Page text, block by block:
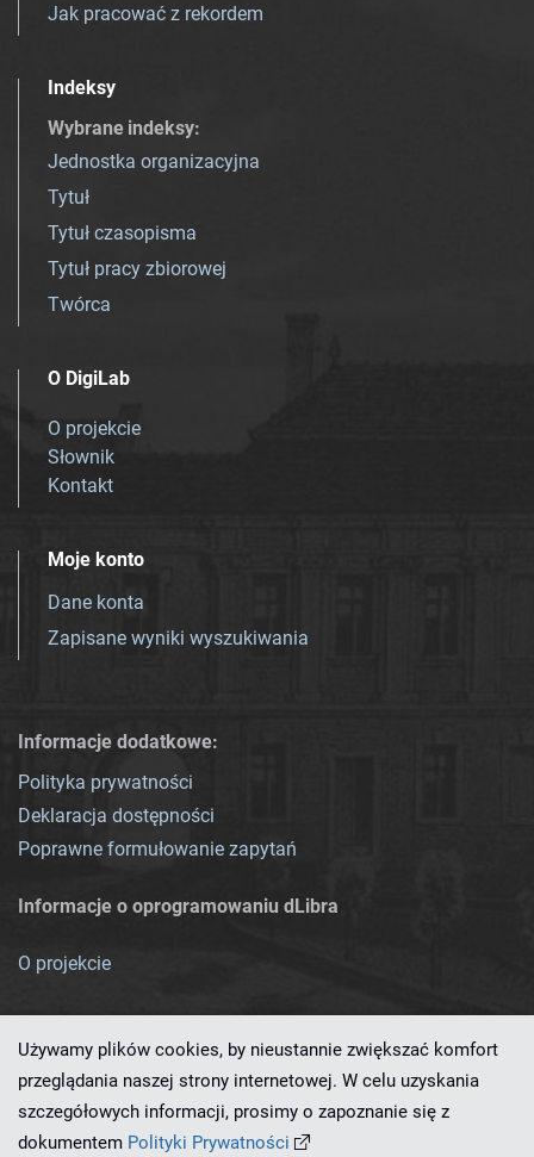
Jak pracować z rekordem
Indeksy
Wybrane indeksy:
Jednostka organizacyjna
Tytuł
Tytuł czasopisma
Tytuł pracy zbiorowej
Twórca
O DigiLab
O projekcie
Słownik
Kontakt
Moje konto
Dane konta
Zapisane wyniki wyszukiwania
Informacje dodatkowe:
Polityka prywatności
Deklaracja dostępności
Poprawne formułowanie zapytań
Informacje o oprogramowaniu dLibra
O projekcie
Ten serwis działa dzięki oprogramowaniu
Używamy plików cookies, by nieustannie zwiększać komfort
przeglądania naszej strony internetowej. W celu uzyskania
szczegółowych informacji, prosimy o zapoznanie się z
dokumentem Polityki Prywatności